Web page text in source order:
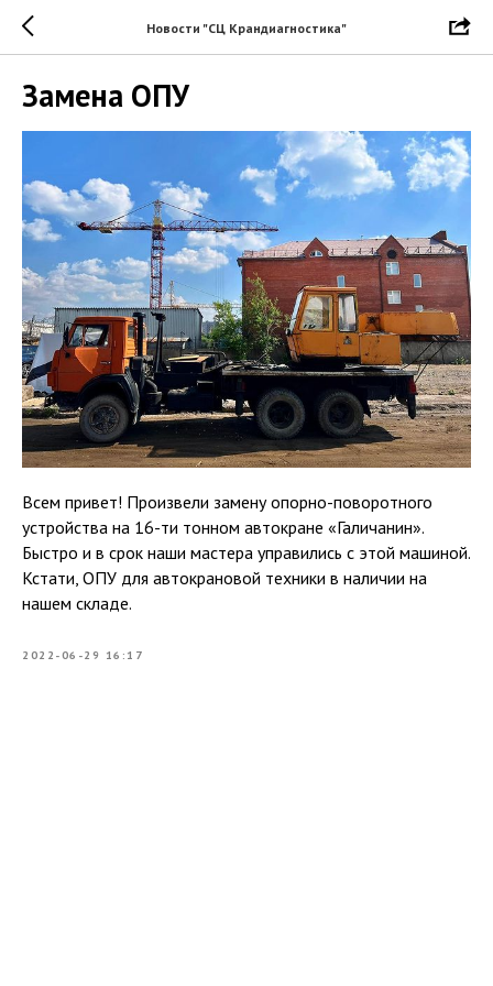
Новости "СЦ Крандиагностика"
Замена ОПУ
Всем привет! Произвели замену опорно-поворотного
устройства на 16-ти тонном автокране «Галичанин».
Быстро и в срок наши мастера управились с этой машиной.
Кстати, ОПУ для автокрановой техники в наличии на
нашем складе.
2022-06-29 16:17